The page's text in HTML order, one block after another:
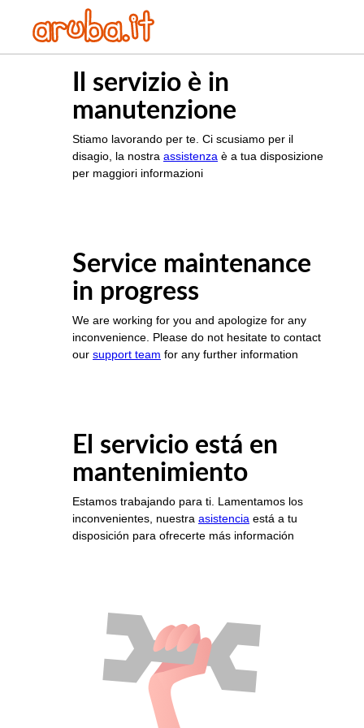
Il servizio è in
manutenzione
Stiamo lavorando per te. Ci scusiamo per il
disagio, la nostra assistenza è a tua disposizione
per maggiori informazioni
Service maintenance
in progress
We are working for you and apologize for any
inconvenience. Please do not hesitate to contact
our support team for any further information
El servicio está en
mantenimiento
Estamos trabajando para ti. Lamentamos los
inconvenientes, nuestra asistencia está a tu
disposición para ofrecerte más información